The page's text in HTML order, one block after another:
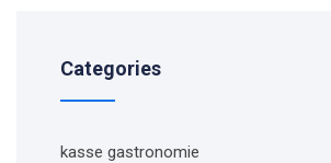
Categories
kasse gastronomie